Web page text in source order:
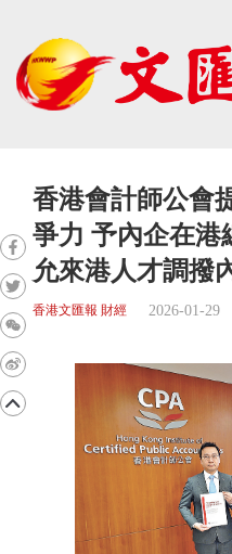
香港會計師公會
爭力 予內企在港
允來港人才調撥
香港文匯報 財經 2026-01-29